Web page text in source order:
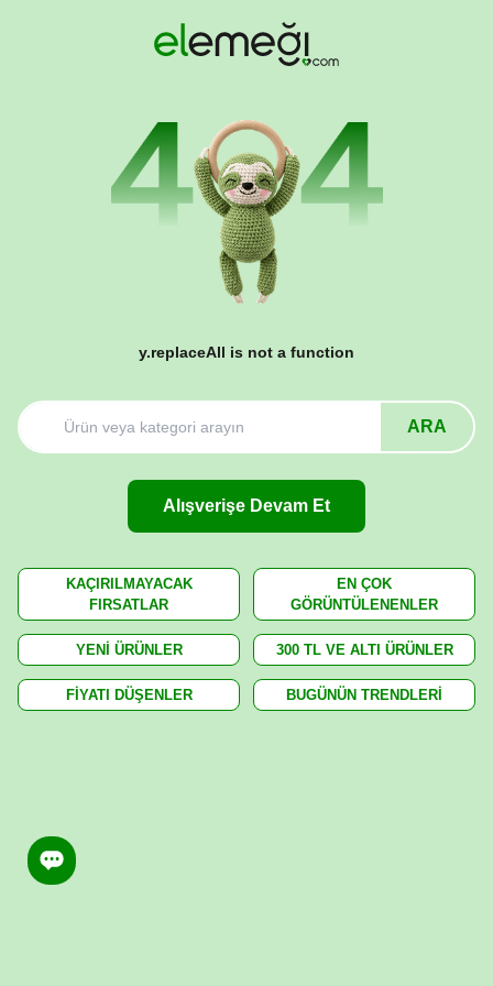
y.replaceAll is not a function
ARA
Alışverişe Devam Et
KAÇIRILMAYACAK
FIRSATLAR
EN ÇOK
GÖRÜNTÜLENENLER
YENİ ÜRÜNLER 300 TL VE ALTI ÜRÜNLER
FİYATI DÜŞENLER BUGÜNÜN TRENDLERİ